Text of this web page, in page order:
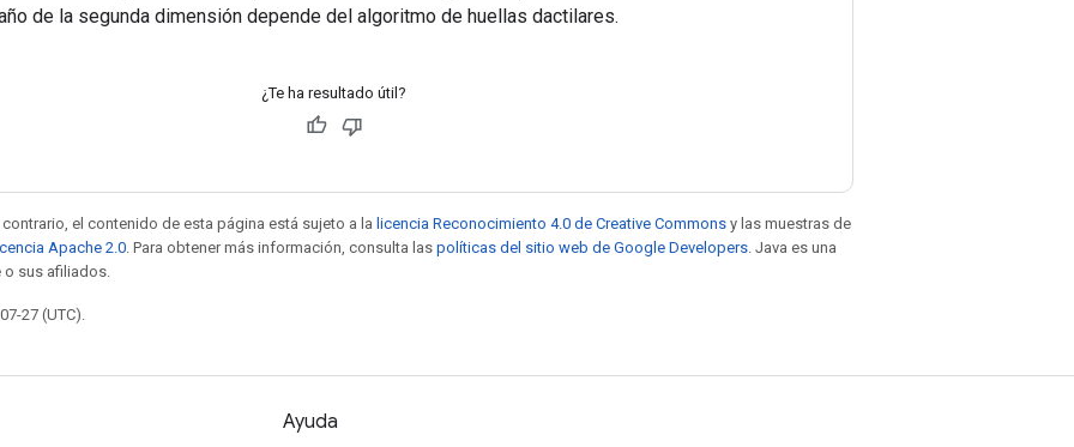
de la segunda dimensión depende del algoritmo de huellas dactilares.
¿Te ha resultado útil?
el contenido de esta página está sujeto a la licencia Reconocimiento 4.0 de Creative Commons y las muestras de
Apache 2.0 . Para obtener más información, consulta las políticas del sitio web de Google Developers . Java es una
sus afiliados.
27 (UTC).
Ayuda